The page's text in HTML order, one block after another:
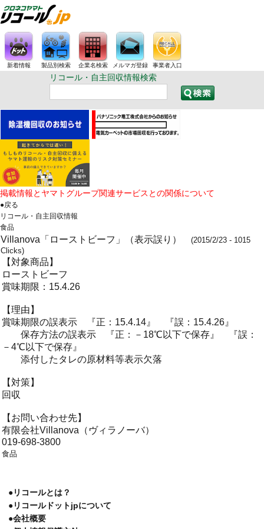
新着情報 製品別検索 企業名検索 メルマガ登録 事業者入口
リコール・自主回収情報検索
掲載情報とヤマトグループ関連サービスとの関係について
●戻る
リコール・自主回収情報
食品
Villanova「ローストビーフ」（表示誤り）
(2015/2/23 - 1015
Clicks)
【対象商品】
ローストビーフ
賞味期限：15.4.26
【理由】
賞味期限の誤表示 『正：15.4.14』 『誤：15.4.26』
保存方法の誤表示 『正：－18℃以下で保存』 『誤：
－4℃以下で保存』
添付したタレの原材料等表示欠落
【対策】
回収
【お問い合わせ先】
有限会社Villanova（ヴィラノーバ）
019-698-3800
食品
●リコールとは？
●リコールドットjpについて
●会社概要